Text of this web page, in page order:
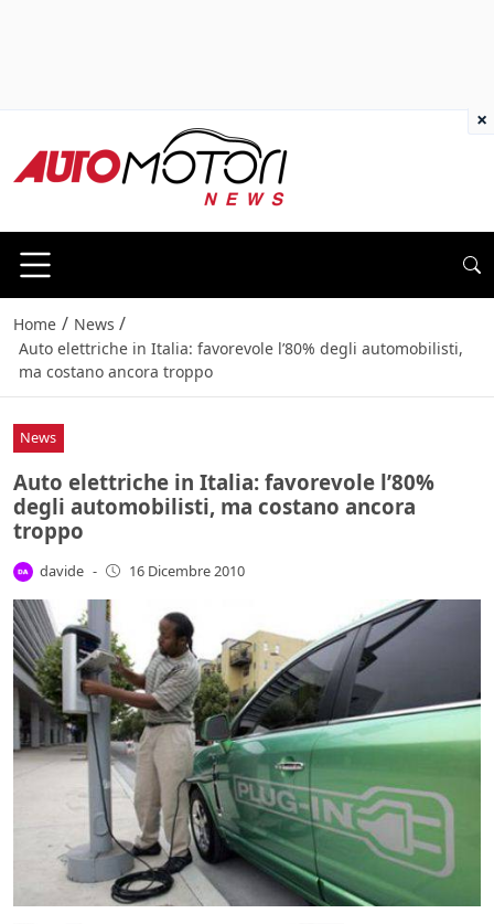
Home / News /
Auto elettriche in Italia: favorevole l’80% degli automobilisti,
ma costano ancora troppo
News
Auto elettriche in Italia: favorevole l’80%
degli automobilisti, ma costano ancora
troppo
davide - 16 Dicembre 2010
×